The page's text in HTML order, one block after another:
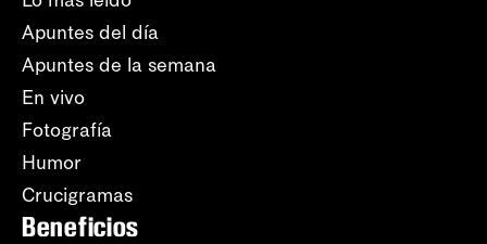
Apuntes del día
Apuntes de la semana
En vivo
Fotografía
Humor
Crucigramas
Beneficios